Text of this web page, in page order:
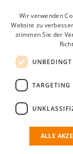
E-Mail*
Passwort
Angemeldet bleiben
Passwort vergessen?
Kostenloses
Wenn Sie sich
passenden
Wir verwenden
Website zu
stimmen Sie der
UNBEDINGT
TARGETING
ALLE